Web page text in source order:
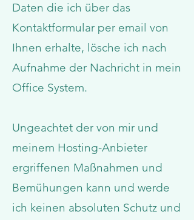
Daten die ich über das
Kontaktformular per email von
Ihnen erhalte, lösche ich nach
Aufnahme der Nachricht in mein
Office System.
Ungeachtet der von mir und
meinem Hosting-Anbieter
ergriffenen Maßnahmen und
Bemühungen kann und werde
ich keinen absoluten Schutz und